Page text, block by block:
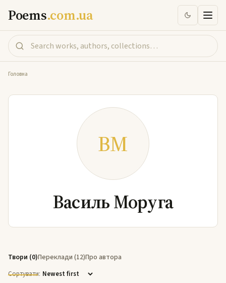
Poems.com.ua
Головна
ВМ
Василь Моруга
Твори (0)Переклади (12)Про автора
Сортувати: